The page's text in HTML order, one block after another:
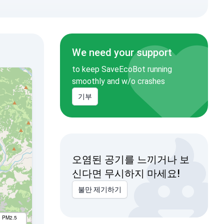
PM2.5
We need your support
to keep SaveEcoBot running
smoothly and w/o crashes
기부
오염된 공기를 느끼거나 보
신다면 무시하지 마세요!
불만 제기하기